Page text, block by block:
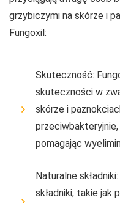
grzybiczymi na skórze i
Fungoxil:
Skuteczność:
skuteczności w
skórze i
pomagając
Naturalne
składniki, takie jak